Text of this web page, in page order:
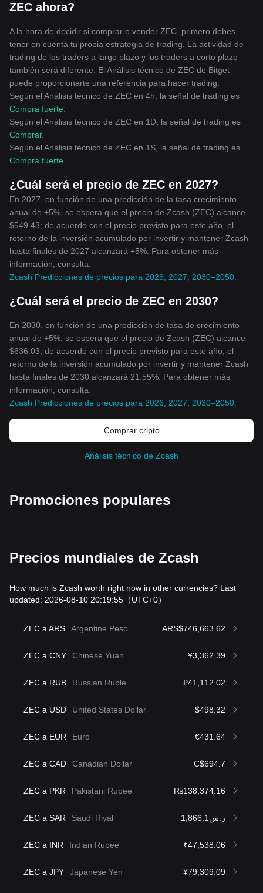
ZEC ahora?
A la hora de decidir si comprar o vender ZEC, primero debes
tener en cuenta tu propia estrategia de trading. La actividad de
trading de los traders a largo plazo y los traders a corto plazo
también será diferente. El Análisis técnico de ZEC de Bitget
puede proporcionarte una referencia para hacer trading.
Según el Análisis técnico de ZEC en 4h, la señal de trading es
Compra fuerte
Según el Análisis técnico de ZEC en 1D, la señal de trading es
Comprar.
Según el Análisis técnico de ZEC en 1S, la señal de trading es
Compra fuerte
¿Cuál será el precio de ZEC en 2027?
En 2027, en función de una predicción de la tasa crecimiento
anual de +5%, se espera que el precio de Zcash (ZEC) alcance
$549.43; de acuerdo con el precio previsto para este año, el
retorno de la inversión acumulado por invertir y mantener Zcash
hasta finales de 2027 alcanzará +5%. Para obtener más
información, consulta:
Zcash Predicciones de precios para 2026, 2027, 2030–2050
¿Cuál será el precio de ZEC en 2030?
En 2030, en función de una predicción de tasa de crecimiento
anual de +5%, se espera que el precio de Zcash (ZEC) alcance
$636.03; de acuerdo con el precio previsto para este año, el
retorno de la inversión acumulado por invertir y mantener Zcash
hasta finales de 2030 alcanzará 21.55%. Para obtener más
información, consulta:
Zcash Predicciones de precios para 2026, 2027, 2030–2050
Comprar cripto
Análisis técnico de Zcash
Promociones populares
Precios mundiales de Zcash
How much is Zcash worth right now in other currencies? Last
updated: 2026-08-10 20:19:55 （UTC+0）
ZEC a ARS Argentine Peso ARS$746,663.62
ZEC a CNY Chinese Yuan ¥3,362.39
ZEC a RUB Russian Ruble ₽41,112.02
ZEC a USD United States Dollar $498.32
ZEC a EUR Euro €431.64
ZEC a CAD Canadian Dollar C$694.7
ZEC a PKR Pakistani Rupee ₨138,374.16
ZEC a SAR Saudi Riyal ر.س1,866.1
ZEC a INR Indian Rupee ₹47,538.06
ZEC a JPY Japanese Yen ¥79,309.09